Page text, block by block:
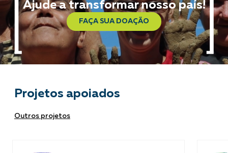
Ajude a transformar nosso país!
FAÇA SUA DOAÇÃO
Projetos apoiados
Outros projetos